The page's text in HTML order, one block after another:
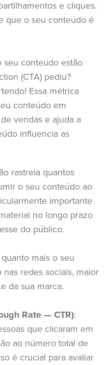
e cliques.
que o seu conteúdo é
seu conteúdo estão
(CTA) pediu?
Essa métrica
conteúdo em
vendas e ajuda a
influencia as
rastreia quantos
o seu conteúdo ao
importante
no longo prazo
do público.
quanto mais o seu
redes sociais, maior
da sua marca.
Rate — CTR):
que clicaram em
ao número total de
é crucial para avaliar